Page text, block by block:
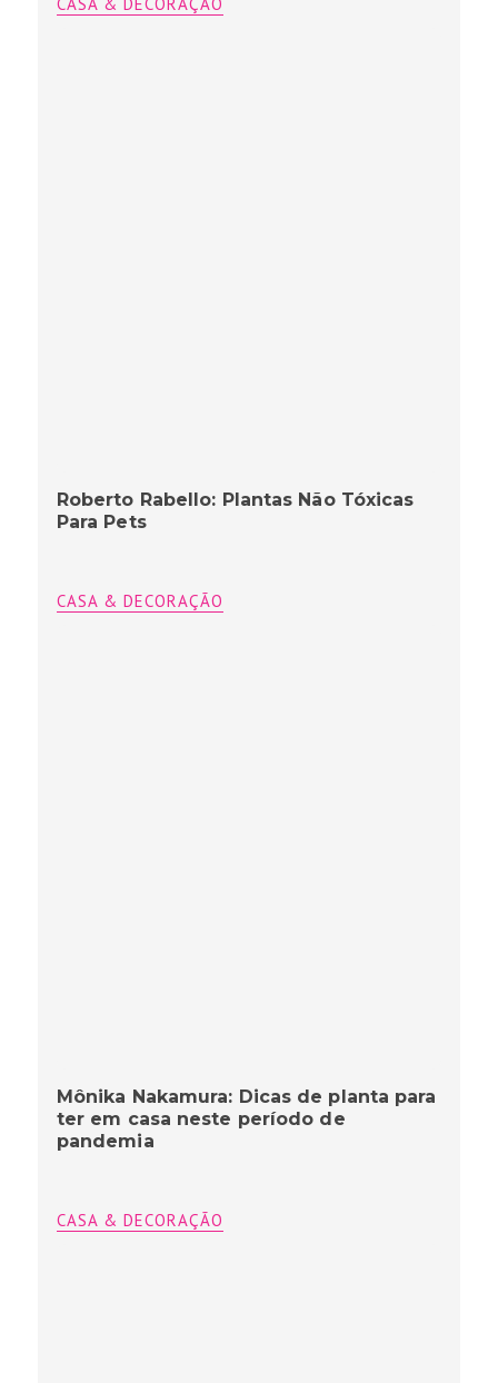
CASA & DECORAÇÃO
Roberto Rabello: Plantas Não Tóxicas
Para Pets
CASA & DECORAÇÃO
Mônika Nakamura: Dicas de planta para
ter em casa neste período de
pandemia
CASA & DECORAÇÃO